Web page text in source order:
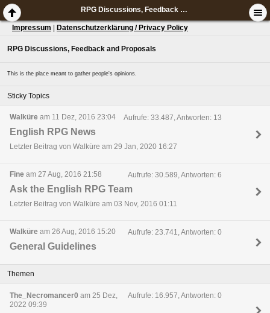
RPG Discussions, Feedback and Proposals
Impressum Datenschutzerklärung / Privacy Policy
RPG Discussions, Feedback and Proposals
This is the place meant to gather people's opinions.
Sticky Topics
Walküre am 11 Dez, 2016 23:04 Aufrufe: 33.487, Antworten: 13
English RPG News
Letzter Beitrag von Walküre am 29 Jan, 2020 16:27
Fine am 27 Aug, 2016 21:58 Aufrufe: 30.589, Antworten: 6
Ask the English RPG Team
Letzter Beitrag von Walküre am 03 Nov, 2016 01:11
Walküre am 26 Aug, 2016 15:20 Aufrufe: 23.741, Antworten: 0
General Guidelines
Themen
The_Necromancer0 am 25 Dez,
2022 09:39
Aufrufe: 16.957, Antworten: 0